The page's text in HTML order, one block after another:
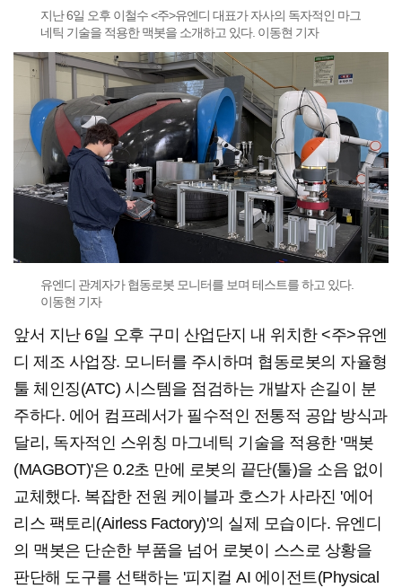
지난 6일 오후 이철수 <주>유엔디 대표가 자사의 독자적인 마그
네틱 기술을 적용한 맥봇을 소개하고 있다. 이동현 기자
유엔디 관계자가 협동로봇 모니터를 보며 테스트를 하고 있다.
이동현 기자
앞서 지난 6일 오후 구미 산업단지 내 위치한 <주>유엔
디 제조 사업장. 모니터를 주시하며 협동로봇의 자율형
툴 체인징(ATC) 시스템을 점검하는 개발자 손길이 분
주하다. 에어 컴프레서가 필수적인 전통적 공압 방식과
달리, 독자적인 스위칭 마그네틱 기술을 적용한 '맥봇
(MAGBOT)'은 0.2초 만에 로봇의 끝단(툴)을 소음 없이
교체했다. 복잡한 전원 케이블과 호스가 사라진 '에어
리스 팩토리(Airless Factory)'의 실제 모습이다. 유엔디
의 맥봇은 단순한 부품을 넘어 로봇이 스스로 상황을
판단해 도구를 선택하는 '피지컬 AI 에이전트(Physical